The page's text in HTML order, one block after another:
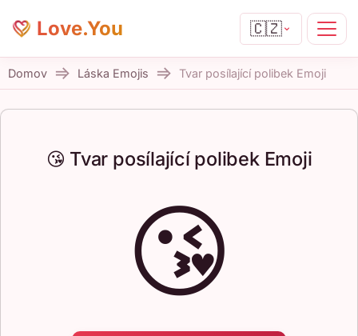
Love.You 🇨🇿
Domov Láska Emojis Tvar posílající polibek Emoji
😘 Tvar posílající polibek Emoji
😘